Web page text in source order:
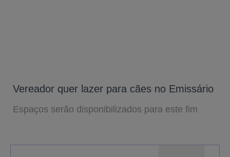
Vereador quer lazer para cães no Emissário
Espaços serão disponibilizados para este fim